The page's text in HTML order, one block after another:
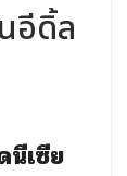
อีดิ้ล
นีเซีย